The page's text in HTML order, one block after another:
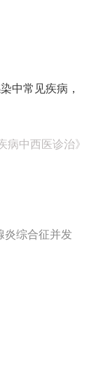
中常见疾病，
病中西医诊治》
炎综合征并发